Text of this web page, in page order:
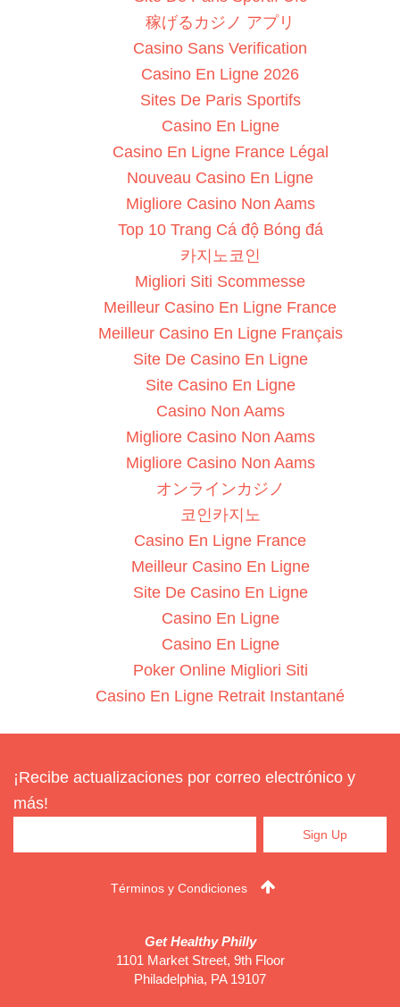
稼げるカジノ アプリ
Casino Sans Verification
Casino En Ligne 2026
Sites De Paris Sportifs
Casino En Ligne
Casino En Ligne France Légal
Nouveau Casino En Ligne
Migliore Casino Non Aams
Top 10 Trang Cá độ Bóng đá
카지노코인
Migliori Siti Scommesse
Meilleur Casino En Ligne France
Meilleur Casino En Ligne Français
Site De Casino En Ligne
Site Casino En Ligne
Casino Non Aams
Migliore Casino Non Aams
Migliore Casino Non Aams
オンラインカジノ
코인카지노
Casino En Ligne France
Meilleur Casino En Ligne
Site De Casino En Ligne
Casino En Ligne
Casino En Ligne
Poker Online Migliori Siti
Casino En Ligne Retrait Instantané
¡Recibe actualizaciones por correo electrónico y
más!
Términos y Condiciones
Get Healthy Philly
1101 Market Street, 9th Floor
Philadelphia, PA 19107